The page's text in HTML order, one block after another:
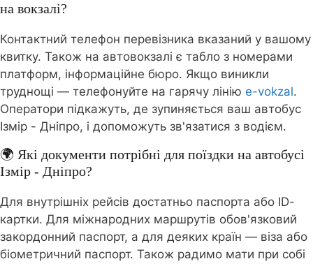
на вокзалі?
Контактний телефон перевізника вказаний у вашому
квитку. Також на автовокзалі є табло з номерами
платформ, інформаційне бюро. Якщо виникли
труднощі — телефонуйте на гарячу лінію e-vokzal.
Оператори підкажуть, де зупиняється ваш автобус
Ізмір - Дніпро, і допоможуть зв'язатися з водієм.
🌍 Які документи потрібні для поїздки на автобусі
Ізмір - Дніпро?
Для внутрішніх рейсів достатньо паспорта або ID-
картки. Для міжнародних маршрутів обов'язковий
закордонний паспорт, а для деяких країн — віза або
біометричний паспорт. Також радимо мати при собі